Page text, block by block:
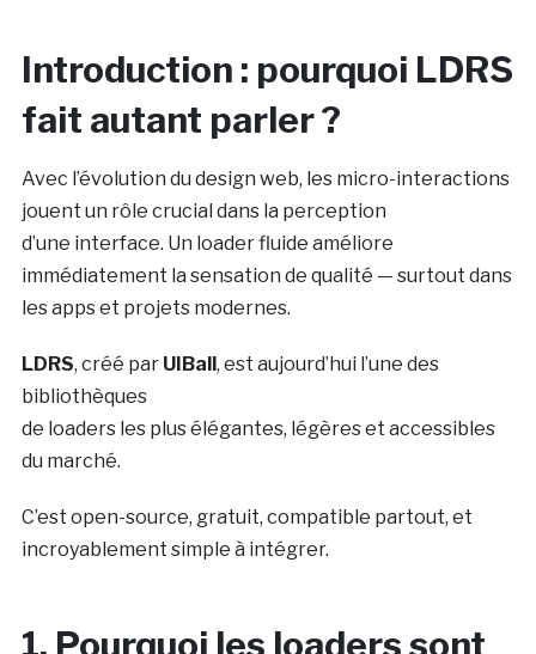
Introduction : pourquoi LDRS
fait autant parler ?
Avec l’évolution du design web, les micro-interactions
jouent un rôle crucial dans la perception
d’une interface. Un loader fluide améliore
immédiatement la sensation de qualité — surtout dans
les apps et projets modernes.
LDRS, créé par UIBall, est aujourd’hui l’une des
bibliothèques
de loaders les plus élégantes, légères et accessibles
du marché.
C’est open-source, gratuit, compatible partout, et
incroyablement simple à intégrer.
1. Pourquoi les loaders sont